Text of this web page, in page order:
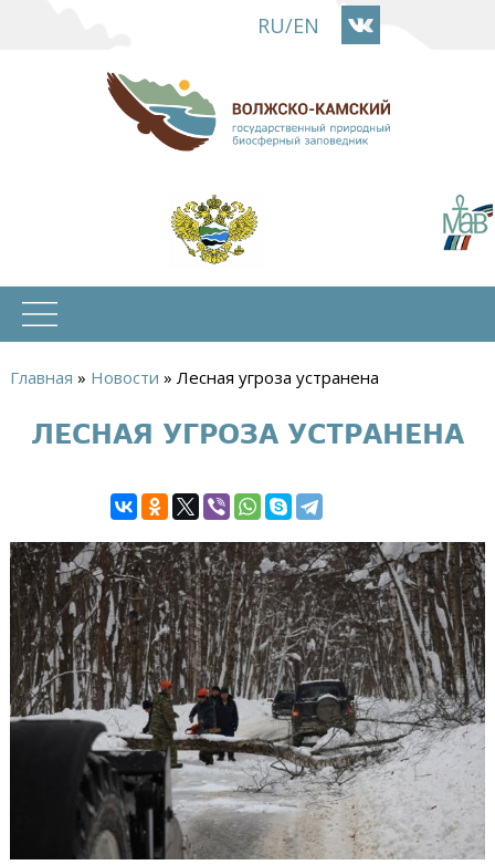
основному
содержанию
RU/EN
здесь
Главная » Новости » Лесная угроза устранена
ЛЕСНАЯ УГРОЗА УСТРАНЕНА